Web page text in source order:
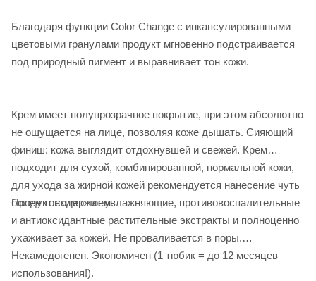
Благодаря функции Color Change c инкапсулированными
цветовыми гранулами продукт мгновенно подстраивается
под природный пигмент и выравнивает тон кожи.
Крем имеет полупрозрачное покрытие, при этом абсолютно
не ощущается на лице, позволяя коже дышать. Сияющий
финиш: кожа выглядит отдохнувшей и свежей. Крем
подходит для сухой, комбинированной, нормальной кожи,
для ухода за жирной кожей рекомендуется нанесение чуть
более тонким слоем.
Продукт содержит увлажняющие, противовоспалительные
и антиоксидантные растительные экстракты и полноценно
ухаживает за кожей. Не проваливается в поры.
Некамедогенен. Экономичен (1 тюбик = до 12 месяцев
использования!).